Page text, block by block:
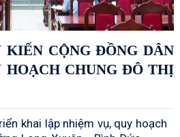
CỘNG ĐỒNG DÂN
CHUNG ĐÔ THỊ
khai lập nhiệm vụ, quy hoạch